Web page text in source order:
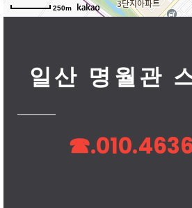
250m
일산 명월관